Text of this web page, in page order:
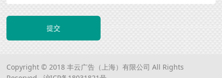
提交
Copyright © 2018 丰云广告（上海）有限公司 All Rights